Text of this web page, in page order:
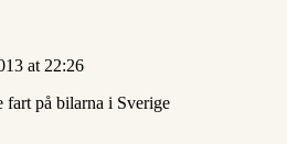
at 22:26
fart på bilarna i Sverige